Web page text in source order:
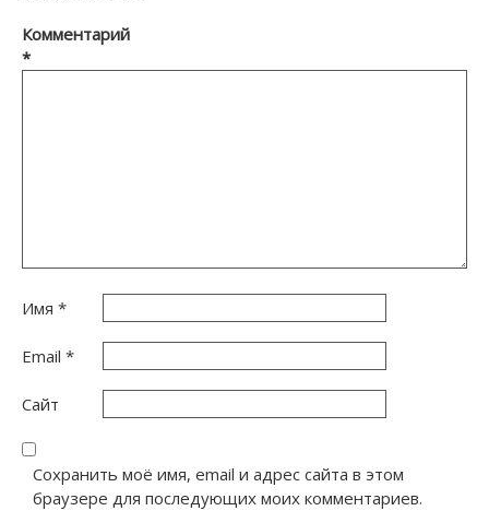
Комментарий
*
Имя *
Email *
Сайт
Сохранить моё имя, email и адрес сайта в этом
браузере для последующих моих комментариев.